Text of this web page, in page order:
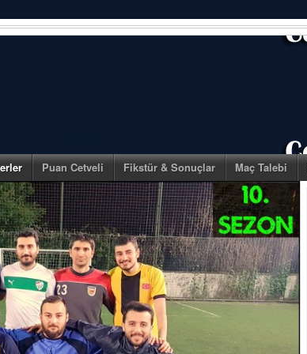
Puan Cetveli Fikstür & Sonuçlar Maç Talebi